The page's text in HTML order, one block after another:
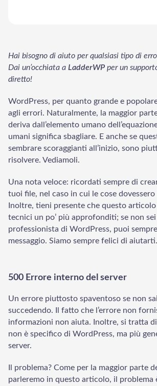
Hai bisogno di aiuto per qualsiasi tipo di
Dai un’occhiata a LadderWP per un
diretto!
WordPress, per quanto grande e
agli errori. Naturalmente, la maggior
deriva dall’elemento umano
umani significa sbagliare. E anche se
sembrare scoraggianti all’inizio, sono
risolvere. Vediamoli.
Una nota veloce: ricordati sempre di
tuoi file, nel caso in cui le cose dovessero
Inoltre, tieni presente che questo
tecnici un po’ più approfonditi; se non
professionista di WordPress, puoi
messaggio. Siamo sempre felici di aiutarti.
500 Errore interno del server
Un errore piuttosto spaventoso se non
succedendo. Il fatto che l’errore non
informazioni non aiuta. Inoltre, si tratta
non è specifico di WordPress, ma più
server.
Il problema? Come per la maggior parte
parleremo in questo articolo, il problema
LadderWP